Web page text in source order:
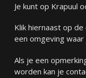
Je kunt op Krapuul
Klik hiernaast op
een omgeving
Als je een
worden kan je